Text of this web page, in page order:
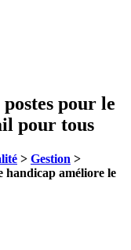
pour le
pour tous
> Gestion >
handicap améliore le